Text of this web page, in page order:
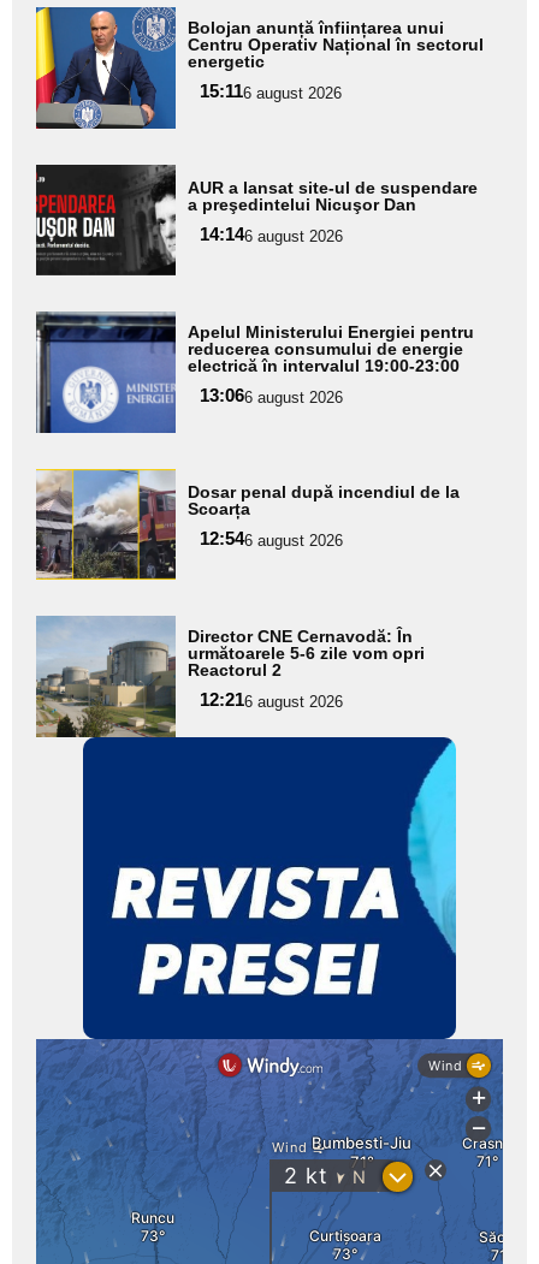
Adaugă
aici textul
pentru
subtitlu
Bolojan anunță înființarea unui
Centru Operativ Național în sectorul
energetic
15:116 august 2026
Adaugă
aici textul
pentru
subtitlu
AUR a lansat site-ul de suspendare
a preşedintelui Nicuşor Dan
14:146 august 2026
Adaugă
aici textul
pentru
subtitlu
Apelul Ministerului Energiei pentru
reducerea consumului de energie
electrică în intervalul 19:00-23:00
13:066 august 2026
Adaugă
aici textul
pentru
subtitlu
Dosar penal după incendiul de la
Scoarța
12:546 august 2026
Adaugă
aici textul
pentru
subtitlu
Director CNE Cernavodă: În
următoarele 5-6 zile vom opri
Reactorul 2
12:216 august 2026